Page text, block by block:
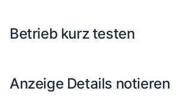
Betrieb kurz testen
Anzeige Details notieren